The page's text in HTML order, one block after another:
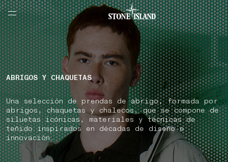
NAVIGATION.ARIA.GOTOMAINCONTENT
LABEL.SHOPPINGCOUNTRY ESPAÑA
ABRIGOS Y CHAQUETAS
Una selección de prendas de abrigo, formada por
abrigos, chaquetas y chalecos, que se compone de
siluetas icónicas, materiales y técnicas de
teñido inspirados en décadas de diseño e
innovación.